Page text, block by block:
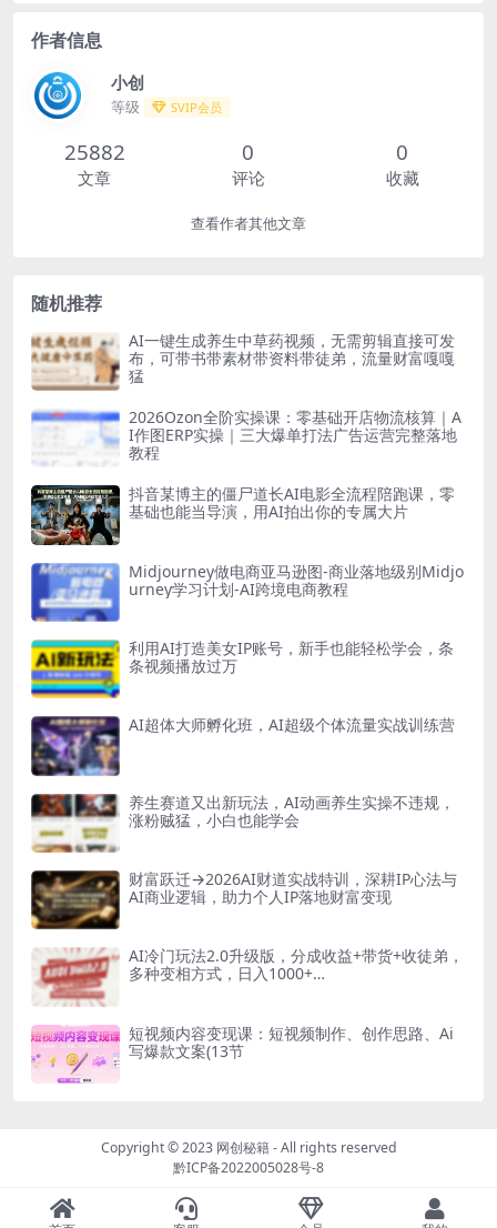
作者信息
小创
等级 SVIP会员
25882
文章
0
评论
0
收藏
查看作者其他文章
随机推荐
AI一键生成养生中草药视频，无需剪辑直接可发
布，可带书带素材带资料带徒弟，流量财富嘎嘎
猛
2026Ozon全阶实操课：零基础开店物流核算｜A
I作图ERP实操｜三大爆单打法广告运营完整落地
教程
抖音某博主的僵尸道长AI电影全流程陪跑课，零
基础也能当导演，用AI拍出你的专属大片
Midjourney做电商亚马逊图-商业落地级别Midjo
urney学习计划-AI跨境电商教程
利用AI打造美女IP账号，新手也能轻松学会，条
条视频播放过万
AI超体大师孵化班，AI超级个体流量实战训练营
养生赛道又出新玩法，AI动画养生实操不违规，
涨粉贼猛，小白也能学会
财富跃迁→2026AI财道实战特训，深耕IP心法与
AI商业逻辑，助力个人IP落地财富变现
AI冷门玩法2.0升级版，分成收益+带货+收徒弟，
多种变相方式，日入1000+…
短视频内容变现课：短视频制作、创作思路、Ai
写爆款文案(13节
Copyright © 2023 网创秘籍- All rights reserved
黔ICP备2022005028号-8